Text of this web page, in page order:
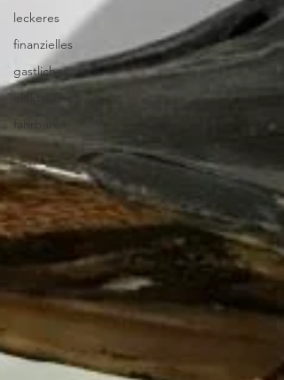
leckeres
finanzielles
gastliches
elektrisches